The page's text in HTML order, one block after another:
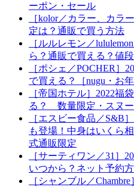
ーポン・セール
［kolor／カラー、カラ
定は？通販で買う方法
［ルルレモン／
ら？通販で買える？値
［ポシェ／POCHER］
で買える？［nugu・お
［帝国ホテル］2022福
る？ 数量限定・スヌ
［エスビー食品／S&B
も登場！中身はいくら
式通販限定
［サーティワン／31］
いつから？ネット予約
［シャンブル／